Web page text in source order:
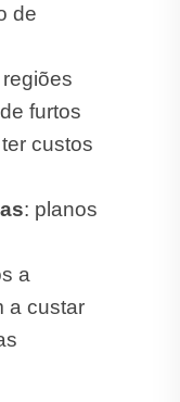
de
regiões
furtos
custos
: planos
a
a custar